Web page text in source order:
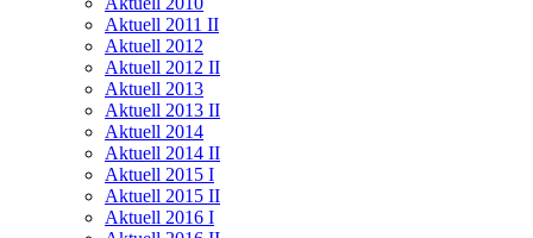
Aktuell 2011 II
Aktuell 2012
Aktuell 2012 II
Aktuell 2013
Aktuell 2013 II
Aktuell 2014
Aktuell 2014 II
Aktuell 2015 I
Aktuell 2015 II
Aktuell 2016 I